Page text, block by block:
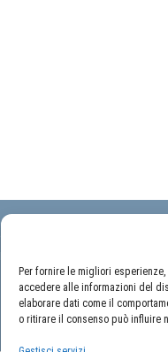
Per fornire le migliori
accedere alle informazioni del
elaborare dati come il
o ritirare il consenso può influire
Il mio
Policy